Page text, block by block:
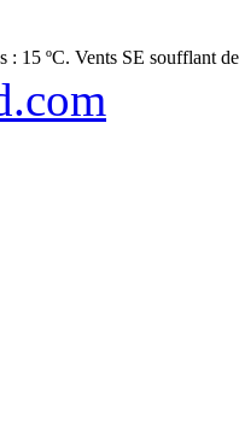
: 15 ºC. Vents SE soufflant